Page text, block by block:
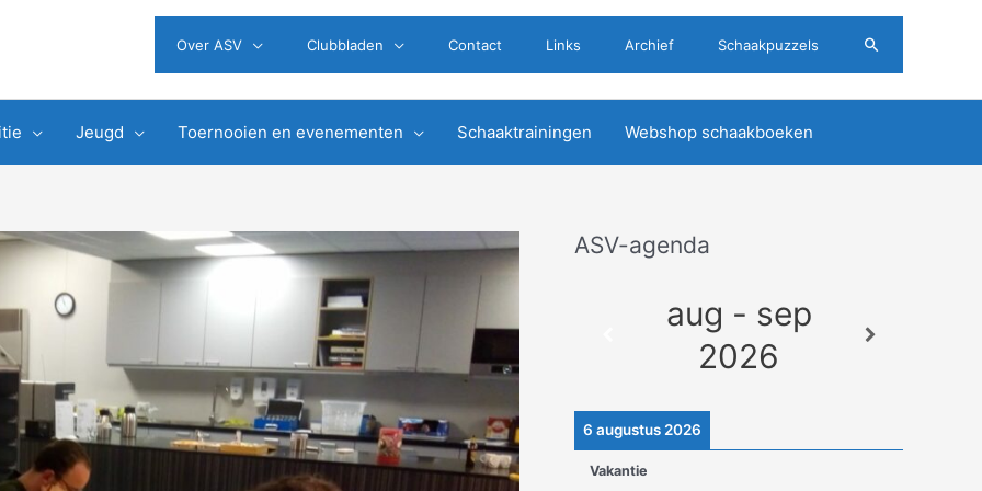
Over ASV Clubbladen Contact Links Archief Schaakpuzzels Zoeken
Jeugd Toernooien en evenementen Schaaktrainingen Webshop schaakboeken
ASV-agenda
aug - sep
2026
6 augustus 2026
Vakantie
A
e